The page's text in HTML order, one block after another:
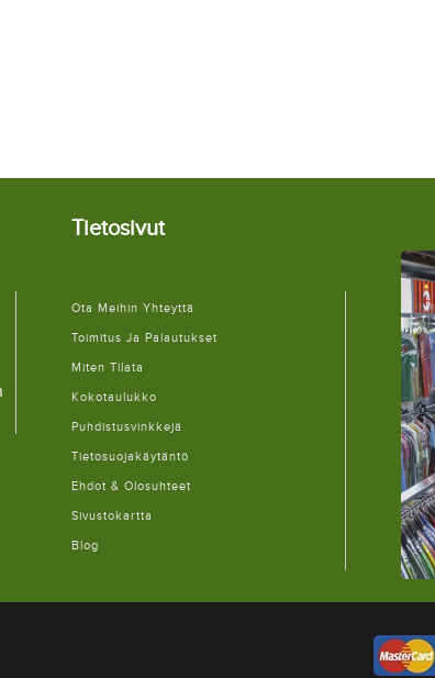
Tietosivut
Ota Meihin Yhteyttä
Toimitus Ja Palautukset
Miten Tilata
Kokotaulukko
Puhdistusvinkkejä
Tietosuojakäytäntö
Ehdot & Olosuhteet
Sivustokartta
Blog